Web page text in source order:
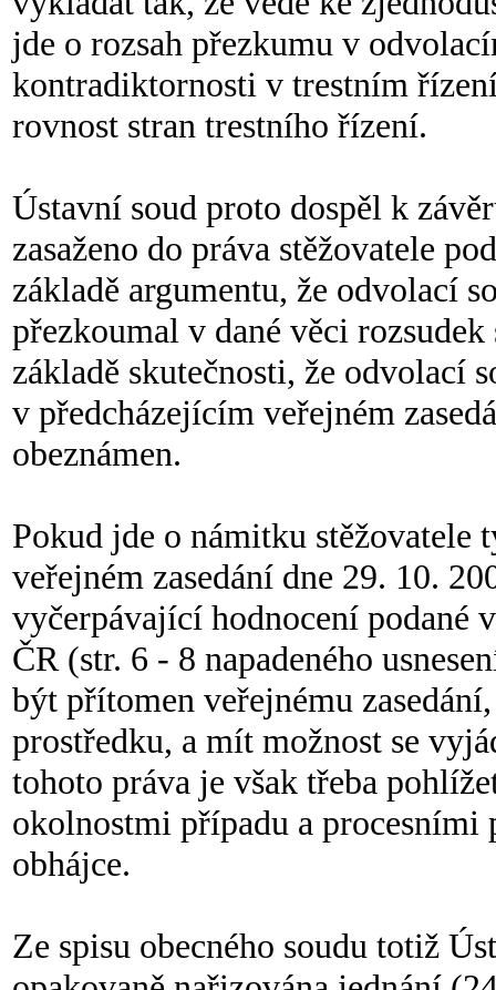
jde o rozsah přezkumu v
kontradiktornosti v trestním
rovnost stran trestního řízení.
Ústavní soud proto dospěl k
zasaženo do práva stěžovatele
základě argumentu, že odvolací
přezkoumal v dané věci
základě skutečnosti, že odvolací
v předcházejícím veřejném
obeznámen.
Pokud jde o námitku stěžovatele
veřejném zasedání dne 29. 10.
vyčerpávající hodnocení podané
ČR (str. 6 - 8 napadeného
být přítomen veřejnému
prostředku, a mít možnost se
tohoto práva je však třeba
okolnostmi případu a procesními
obhájce.
Ze spisu obecného soudu totiž